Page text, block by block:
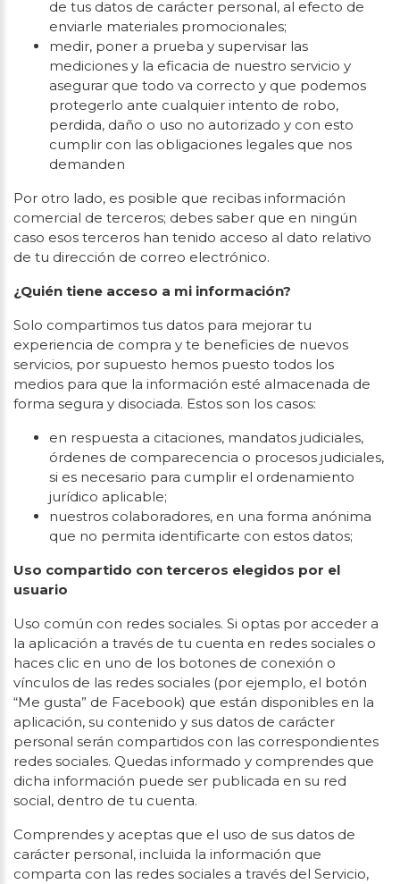
de tus datos de carácter personal, al efecto de
enviarle materiales promocionales;
medir, poner a prueba y supervisar las
mediciones y la eficacia de nuestro servicio y
asegurar que todo va correcto y que podemos
protegerlo ante cualquier intento de robo,
perdida, daño o uso no autorizado y con esto
cumplir con las obligaciones legales que nos
demanden
Por otro lado, es posible que recibas información
comercial de terceros; debes saber que en ningún
caso esos terceros han tenido acceso al dato relativo
de tu dirección de correo electrónico.
¿Quién tiene acceso a mi información?
Solo compartimos tus datos para mejorar tu
experiencia de compra y te beneficies de nuevos
servicios, por supuesto hemos puesto todos los
medios para que la información esté almacenada de
forma segura y disociada. Estos son los casos:
en respuesta a citaciones, mandatos judiciales,
órdenes de comparecencia o procesos judiciales,
si es necesario para cumplir el ordenamiento
jurídico aplicable;
nuestros colaboradores, en una forma anónima
que no permita identificarte con estos datos;
Uso compartido con terceros elegidos por el
usuario
Uso común con redes sociales. Si optas por acceder a
la aplicación a través de tu cuenta en redes sociales o
haces clic en uno de los botones de conexión o
vínculos de las redes sociales (por ejemplo, el botón
“Me gusta” de Facebook) que están disponibles en la
aplicación, su contenido y sus datos de carácter
personal serán compartidos con las correspondientes
redes sociales. Quedas informado y comprendes que
dicha información puede ser publicada en su red
social, dentro de tu cuenta.
Comprendes y aceptas que el uso de sus datos de
carácter personal, incluida la información que
comparta con las redes sociales a través del Servicio,